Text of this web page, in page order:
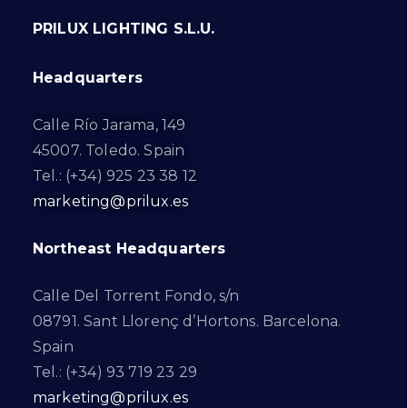
PRILUX LIGHTING S.L.U.
Headquarters
Calle Río Jarama, 149
45007. Toledo. Spain
Tel.: (+34) 925 23 38 12
marketing@prilux.es
Northeast Headquarters
Calle Del Torrent Fondo, s/n
08791. Sant Llorenç d’Hortons. Barcelona.
Spain
Tel.: (+34) 93 719 23 29
marketing@prilux.es